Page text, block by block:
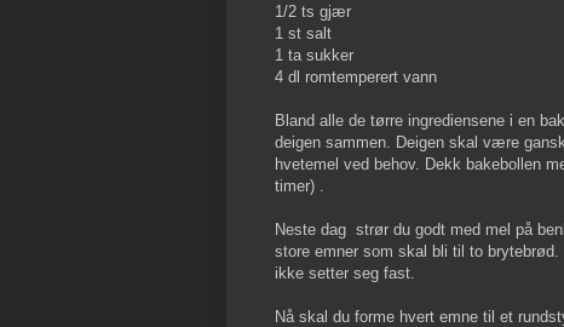
1/2 ts gjær
1 st salt
1 ta sukker
4 dl romtemperert vann
Bland alle de tørre ingrediensene i en
deigen sammen. Deigen skal være
hvetemel ved behov. Dekk bakebollen
timer) .
Neste dag strør du godt med mel på
store emner som skal bli til to
ikke setter seg fast.
Nå skal du forme hvert emne til et